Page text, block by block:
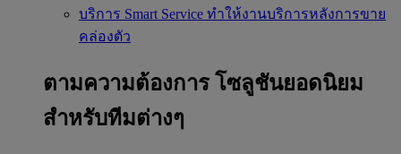
บริการ Smart Service ทำให้งานบริการหลังการขาย
คล่องตัว
ตามความต้องการ โซลูชันยอดนิยม
สำหรับทีมต่างๆ